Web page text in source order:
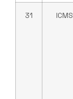
31 ICMS